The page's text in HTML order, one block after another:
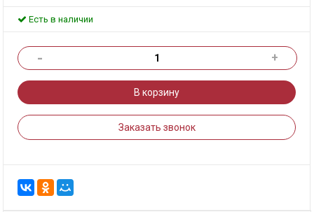
Есть в наличии
- +
В корзину
Заказать звонок